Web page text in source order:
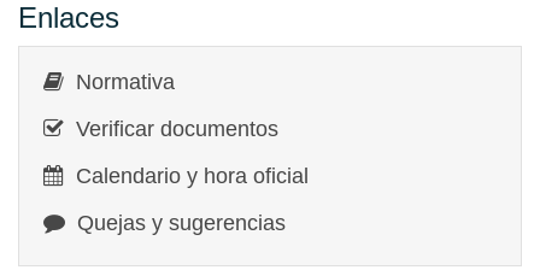
Enlaces
Normativa
Verificar documentos
Calendario y hora oficial
Quejas y sugerencias